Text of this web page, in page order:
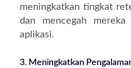
meningkatkan tingkat
dan mencegah mereka
aplikasi.
3. Meningkatkan